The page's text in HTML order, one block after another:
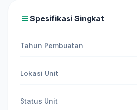
Spesifikasi Singkat
Tahun Pembuatan
Lokasi Unit
Status Unit